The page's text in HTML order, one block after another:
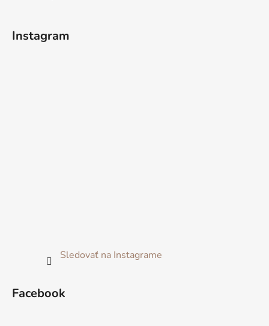
Instagram
Sledovať na Instagrame
Facebook